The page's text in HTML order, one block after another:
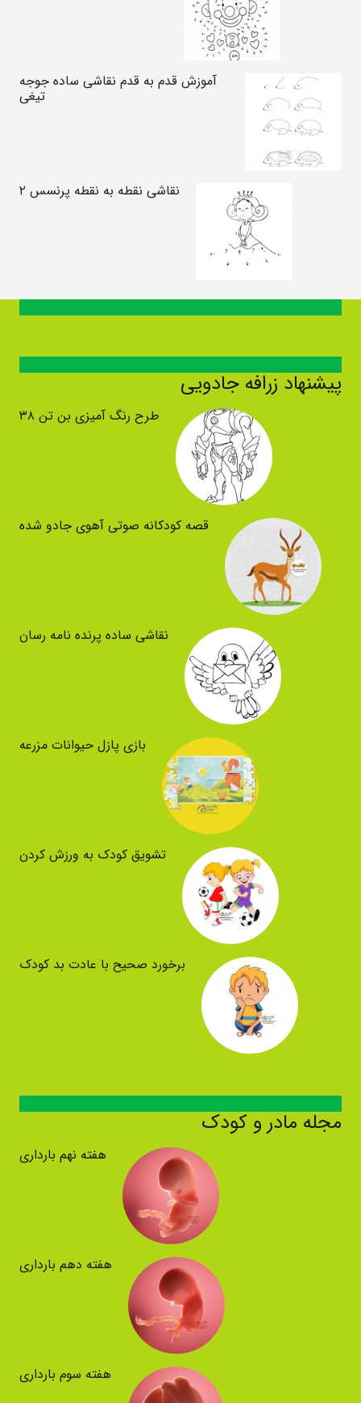
آموزش قدم به قدم نقاشی ساده جوجه
تیغی
نقاشی نقطه به نقطه پرنسس ۲
پیشنهاد زرافه جادویی
طرح رنگ آمیزی بن تن ۳۸
قصه کودکانه صوتی آهوی جادو شده
نقاشی ساده پرنده نامه رسان
بازی پازل حیوانات مزرعه
تشویق کودک به ورزش کردن
برخورد صحیح با عادت بد کودک
مجله مادر و کودک
هفته نهم بارداری
هفته دهم بارداری
هفته سوم بارداری